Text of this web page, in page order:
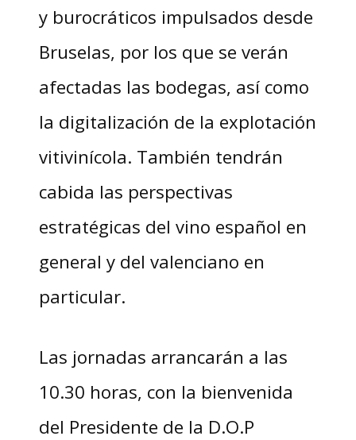
y burocráticos impulsados desde
Bruselas, por los que se verán
afectadas las bodegas, así como
la digitalización de la explotación
vitivinícola. También tendrán
cabida las perspectivas
estratégicas del vino español en
general y del valenciano en
particular.
Las jornadas arrancarán a las
10.30 horas, con la bienvenida
del Presidente de la D.O.P